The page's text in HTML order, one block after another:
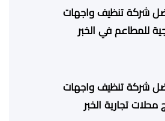
شركة تنظيف واجهات
للمطاعم في الخبر
شركة تنظيف واجهات
محلات تجارية الخبر